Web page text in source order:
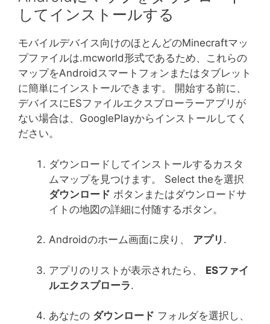
してインストールする
モバイルデバイス向けのほとんどのMinecraftマッ
プファイルは.mcworld形式であるため、これらの
マップをAndroidスマートフォンまたはタブレット
に簡単にインストールできます。 開始する前に、
デバイスにESファイルエクスプローラーアプリが
ない場合は、GooglePlayからインストールしてく
ださい。
ダウンロードしてインストールするカスタ
ムマップを見つけます。 Select theを選択
ダウンロード ボタンまたはダウンロードサ
イトの地図の詳細に付随するボタン。
Androidのホーム画面に戻り、 アプリ .
アプリのリストが表示されたら、 ESファイ
ルエクスプローラ.
あなたの ダウンロード フォルダを選択し、